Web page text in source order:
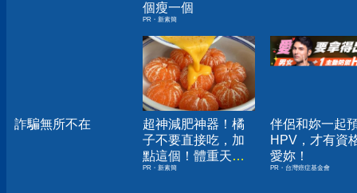
個瘦一個
PR・新素簡
詐騙無所不在
超神減肥神器！橘
子不要直接吃，加
點這個！體重天天
下降
PR・新素簡
伴侶和妳一起
HPV，才有資
愛妳！
PR・台灣癌症基金會